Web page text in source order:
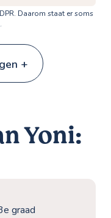
Daarom staat er soms
+
Yoni:
graad